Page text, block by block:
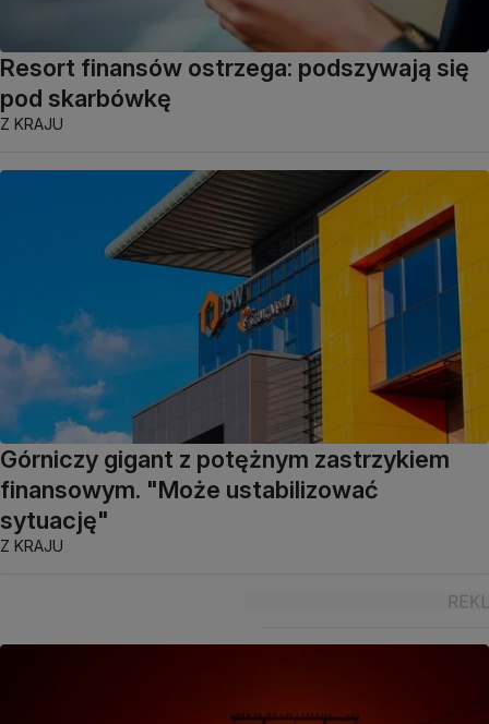
Resort finansów ostrzega: podszywają się
pod skarbówkę
Z KRAJU
Górniczy gigant z potężnym zastrzykiem
finansowym. "Może ustabilizować
sytuację"
Z KRAJU